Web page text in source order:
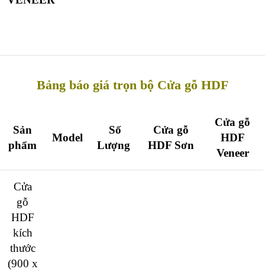
Bảng báo giá trọn bộ Cửa gỗ HDF
Sản
phẩm
Model
Số
Lượng
Cửa gỗ
HDF Sơn
Cửa gỗ
HDF
Veneer
Cửa
gỗ
HDF
kích
thước
(900 x